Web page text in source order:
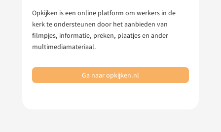
Opkijken is een online platform om werkers in de
kerk te ondersteunen door het aanbieden van
filmpjes, informatie, preken, plaatjes en ander
multimediamateriaal.
Ga naar opkijken.nl